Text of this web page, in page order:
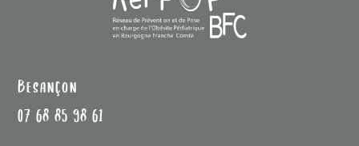
Besançon
07 68 85 98 61